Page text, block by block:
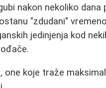
nakon nekoliko dana
"zdudani"
jedinjenja kod
one koje traže